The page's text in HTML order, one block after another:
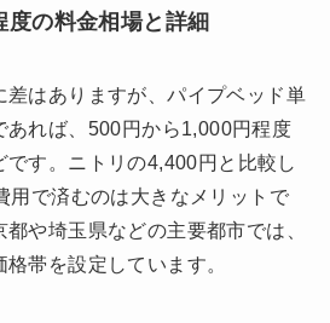
の料金相場と詳細
差はありますが、パイプベッド単
あれば、500円から1,000円程度
です。ニトリの4,400円と比較し
用で済むのは大きなメリットで
や埼玉県などの主要都市では、
帯を設定しています。